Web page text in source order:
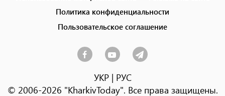
Политика конфиденциальности
Пользовательское соглашение
УКР| РУС
© 2006-2026 "KharkivToday". Все права защищены.